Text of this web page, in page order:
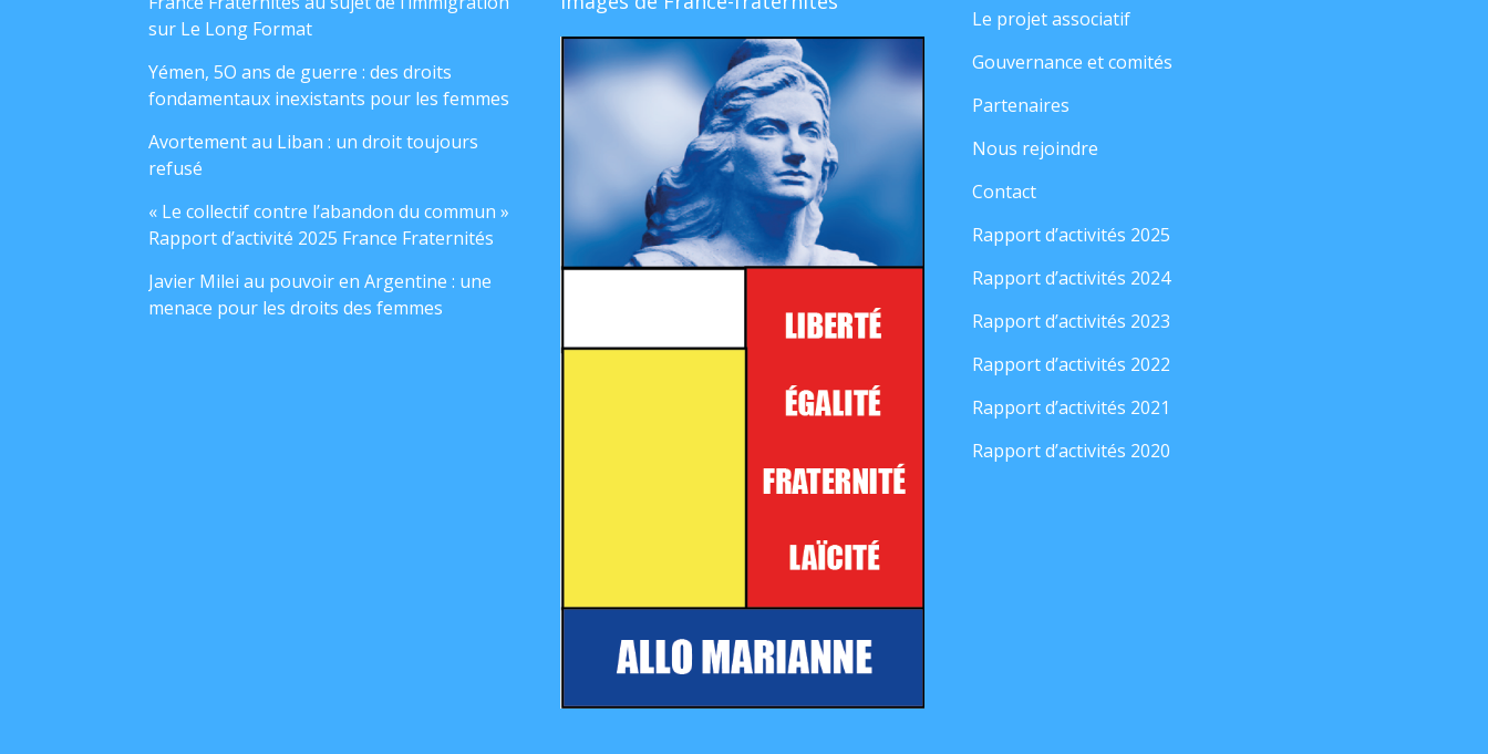
sur Le Long Format
Yémen, 5O ans de guerre : des droits
fondamentaux inexistants pour les femmes
Avortement au Liban : un droit toujours
refusé
« Le collectif contre l’abandon du commun »
Rapport d’activité 2025 France Fraternités
Javier Milei au pouvoir en Argentine : une
menace pour les droits des femmes
Le projet associatif
Gouvernance et comités
Partenaires
Nous rejoindre
Contact
Rapport d’activités 2025
Rapport d’activités 2024
Rapport d’activités 2023
Rapport d’activités 2022
Rapport d’activités 2021
Rapport d’activités 2020